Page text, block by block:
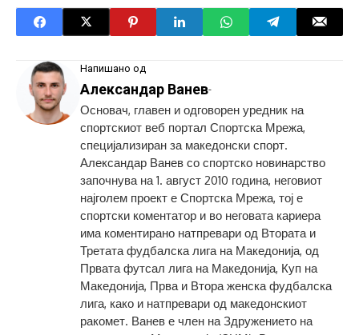
Напишано од
Александар Ванев-
Основач, главен и одговорен уредник на
спортскиот веб портал Спортска Мрежа,
специјализиран за македонски спорт.
Александар Ванев со спортско новинарство
започнува на 1. август 2010 година, неговиот
најголем проект е Спортска Мрежа, тој е
спортски коментатор и во неговата кариера
има коментирано натпревари од Втората и
Третата фудбалска лига на Македонија, од
Првата футсал лига на Македонија, Куп на
Македонија, Прва и Втора женска фудбалска
лига, како и натпревари од македонскиот
ракомет. Ванев е член на Здружението на